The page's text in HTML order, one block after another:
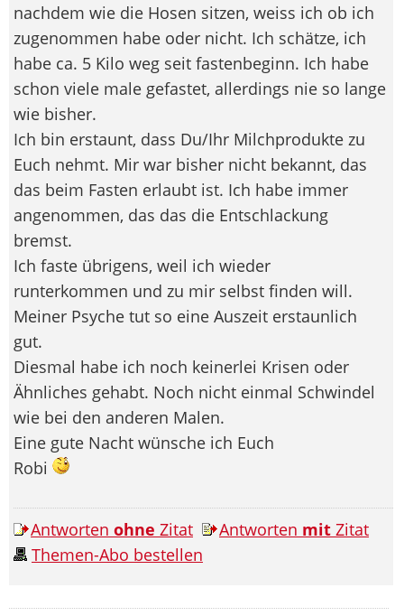
nachdem wie die Hosen sitzen, weiss ich ob ich
zugenommen habe oder nicht. Ich schätze, ich
habe ca. 5 Kilo weg seit fastenbeginn. Ich habe
schon viele male gefastet, allerdings nie so lange
wie bisher.
Ich bin erstaunt, dass Du/Ihr Milchprodukte zu
Euch nehmt. Mir war bisher nicht bekannt, das
das beim Fasten erlaubt ist. Ich habe immer
angenommen, das das die Entschlackung
bremst.
Ich faste übrigens, weil ich wieder
runterkommen und zu mir selbst finden will.
Meiner Psyche tut so eine Auszeit erstaunlich
gut.
Diesmal habe ich noch keinerlei Krisen oder
Ähnliches gehabt. Noch nicht einmal Schwindel
wie bei den anderen Malen.
Eine gute Nacht wünsche ich Euch
Robi
Antworten ohne Zitat Antworten mit Zitat
Themen-Abo bestellen